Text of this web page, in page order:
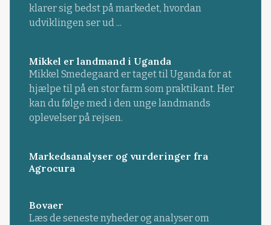
klarer sig bedst på markedet, hvordan
udviklingen ser ud ...
Mikkel er landmand i Uganda
Mikkel Smedegaard er taget til Uganda for at
hjælpe til på en stor farm som praktikant. Her
kan du følge med i den unge landmands
oplevelser på rejsen.
Markedsanalyser og vurderinger fra
Agrocura
Bovaer
Læs de seneste nyheder og analyser om